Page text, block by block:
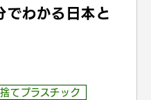
わかる日本と
てプラスチック